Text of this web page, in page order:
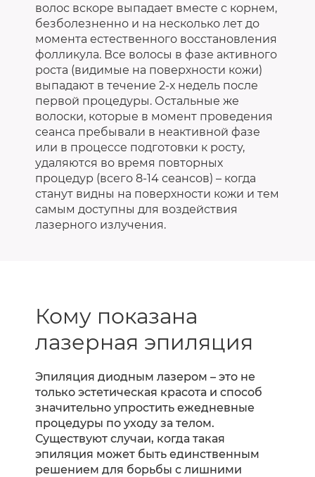
волос вскоре выпадает вместе с корнем,
безболезненно и на несколько лет до
момента естественного восстановления
фолликула. Все волосы в фазе активного
роста (видимые на поверхности кожи)
выпадают в течение 2-х недель после
первой процедуры. Остальные же
волоски, которые в момент проведения
сеанса пребывали в неактивной фазе
или в процессе подготовки к росту,
удаляются во время повторных
процедур (всего 8-14 сеансов) – когда
станут видны на поверхности кожи и тем
самым доступны для воздействия
лазерного излучения.
Кому показана
лазерная эпиляция
Эпиляция диодным лазером – это не
только эстетическая красота и способ
значительно упростить ежедневные
процедуры по уходу за телом.
Существуют случаи, когда такая
эпиляция может быть единственным
решением для борьбы с лишними